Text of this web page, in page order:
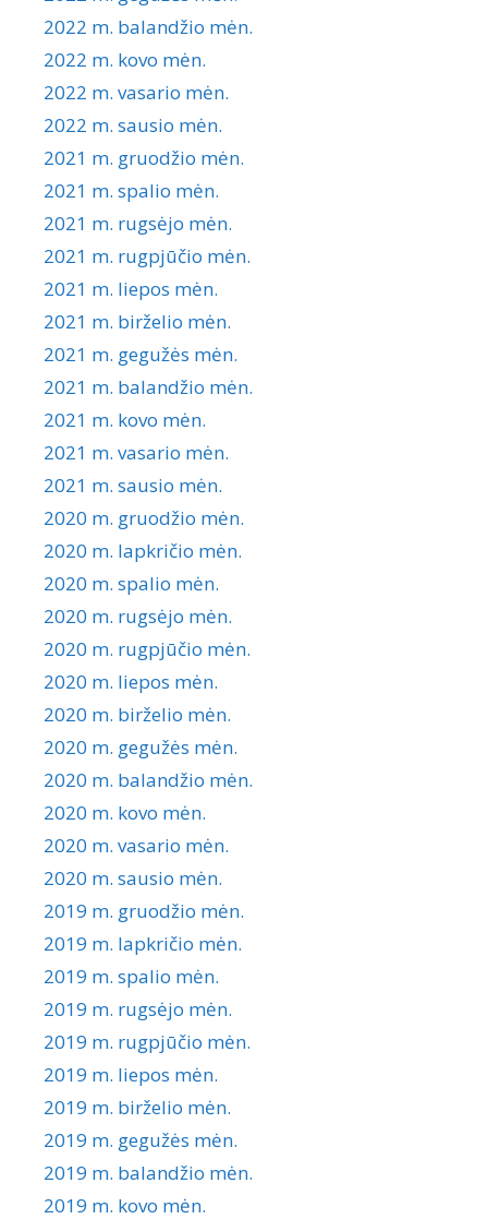
2022 m. balandžio mėn.
2022 m. kovo mėn.
2022 m. vasario mėn.
2022 m. sausio mėn.
2021 m. gruodžio mėn.
2021 m. spalio mėn.
2021 m. rugsėjo mėn.
2021 m. rugpjūčio mėn.
2021 m. liepos mėn.
2021 m. birželio mėn.
2021 m. gegužės mėn.
2021 m. balandžio mėn.
2021 m. kovo mėn.
2021 m. vasario mėn.
2021 m. sausio mėn.
2020 m. gruodžio mėn.
2020 m. lapkričio mėn.
2020 m. spalio mėn.
2020 m. rugsėjo mėn.
2020 m. rugpjūčio mėn.
2020 m. liepos mėn.
2020 m. birželio mėn.
2020 m. gegužės mėn.
2020 m. balandžio mėn.
2020 m. kovo mėn.
2020 m. vasario mėn.
2020 m. sausio mėn.
2019 m. gruodžio mėn.
2019 m. lapkričio mėn.
2019 m. spalio mėn.
2019 m. rugsėjo mėn.
2019 m. rugpjūčio mėn.
2019 m. liepos mėn.
2019 m. birželio mėn.
2019 m. gegužės mėn.
2019 m. balandžio mėn.
2019 m. kovo mėn.